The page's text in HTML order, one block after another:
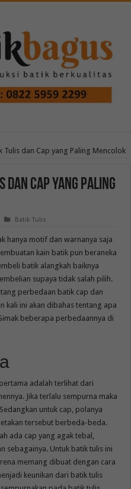
Tulis dan Cap yang Paling Mencolok
dan Cap yang Paling
Batik Tulis
hanya motif dan warnanya saja
kain batik pun beraneka
batik alangkah baiknya
supaya tidak salah pilih.
perbedaan batik cap dan
kali ini akan dibahas tentang apa
beberapa perbedaannya di
adalah terlihat dari
Jika terlalu sempurna maka
untuk cap, polanya
tersebut berbeda-beda.
ada cap yang agak tebal,
sebagainya. Untuk batik tulis ini
memang dibuat dengan cara
keunikan dari batik tulis